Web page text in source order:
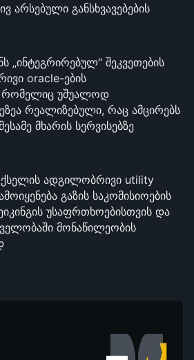
არსებული განსხვავებების
„ინტეგრირებულ“ შეკვეთების
oracle-ების
რომელიც უშუალოდ
რეალიზებული, რაც ამცირებს
მხარის სერვისებზე
ქსელის ადგილობრივი utility
გაზის საკომისიოების
უსაფრთხოებისთვის და
მონაწილეობის